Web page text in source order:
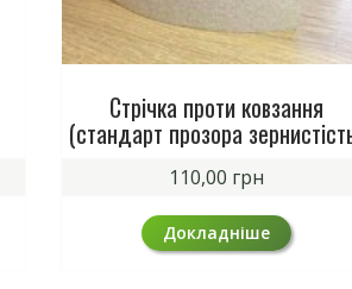
Стрічка проти ковзання
(стандарт прозора
110,00 грн
Докладніше